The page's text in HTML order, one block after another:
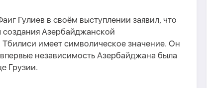
Гулиев в своём выступлении заявил, что
Азербайджанской
имеет символическое значение. Он
независимость Азербайджана была
Грузии.